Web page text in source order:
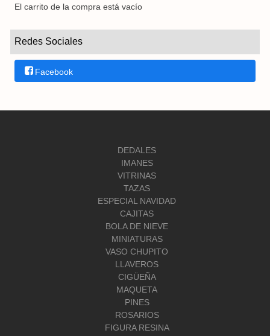
El carrito de la compra está vacío
Redes Sociales
Facebook
DEDALES
IMANES
VITRINAS
TAZAS
ESPECIAL NAVIDAD
CAJITAS
BOLA DE NIEVE
MINIATURAS
VASO CHUPITO
LLAVEROS
CIGÜEÑA
MAQUETA
PINES
ROSARIOS
FIGURA RESINA